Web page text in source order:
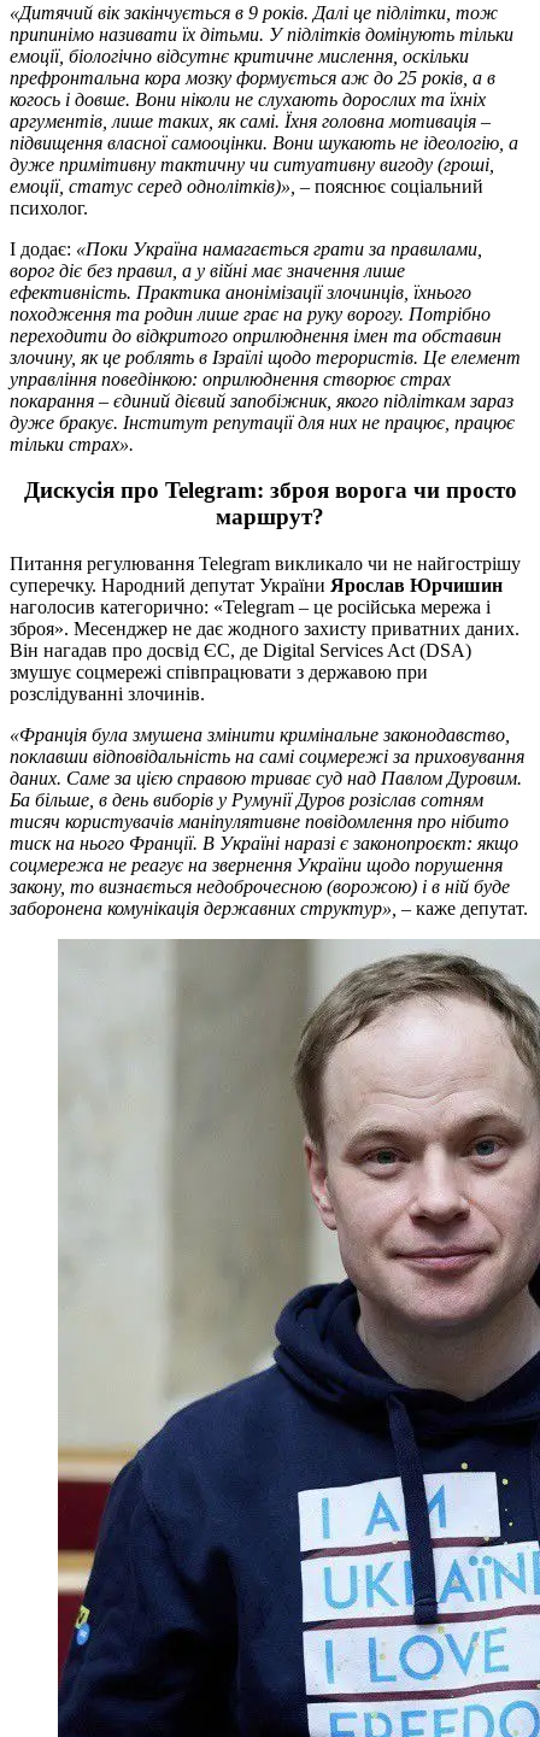
«Дитячий вік закінчується в 9 років. Далі це підлітки, тож
припинімо називати їх дітьми. У підлітків домінують тільки
емоції, біологічно відсутнє критичне мислення, оскільки
префронтальна кора мозку формується аж до 25 років, а в
когось і довше. Вони ніколи не слухають дорослих та їхніх
аргументів, лише таких, як самі. Їхня головна мотивація –
підвищення власної самооцінки. Вони шукають не ідеологію, а
дуже примітивну тактичну чи ситуативну вигоду (гроші,
емоції, статус серед однолітків)», – пояснює соціальний
психолог.
І додає: «Поки Україна намагається грати за правилами,
ворог діє без правил, а у війні має значення лише
ефективність. Практика анонімізації злочинців, їхнього
походження та родин лише грає на руку ворогу. Потрібно
переходити до відкритого оприлюднення імен та обставин
злочину, як це роблять в Ізраїлі щодо терористів. Це елемент
управління поведінкою: оприлюднення створює страх
покарання – єдиний дієвий запобіжник, якого підліткам зараз
дуже бракує. Інститут репутації для них не працює, працює
тільки страх».
Дискусія про Telegram: зброя ворога чи просто
маршрут?
Питання регулювання Telegram викликало чи не найгострішу
суперечку. Народний депутат України Ярослав Юрчишин
наголосив категорично: «Telegram – це російська мережа і
зброя». Месенджер не дає жодного захисту приватних даних.
Він нагадав про досвід ЄС, де Digital Services Act (DSA)
змушує соцмережі співпрацювати з державою при
розслідуванні злочинів.
«Франція була змушена змінити кримінальне законодавство,
поклавши відповідальність на самі соцмережі за приховування
даних. Саме за цією справою триває суд над Павлом Дуровим.
Ба більше, в день виборів у Румунії Дуров розіслав сотням
тисяч користувачів маніпулятивне повідомлення про нібито
тиск на нього Франції. В Україні наразі є законопроєкт: якщо
соцмережа не реагує на звернення України щодо порушення
закону, то визнається недоброчесною (ворожою) і в ній буде
заборонена комунікація державних структур», – каже депутат.